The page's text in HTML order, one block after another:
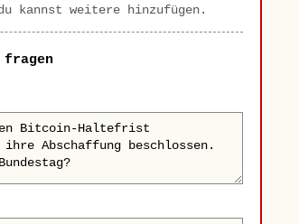
kannst weitere hinzufügen.
fragen